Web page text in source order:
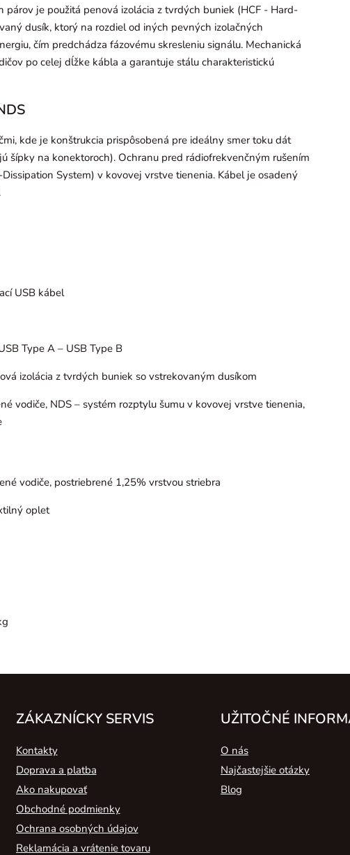
párov je použitá penová izolácia z tvrdých buniek (HCF - Hard-
dusík, ktorý na rozdiel od iných pevných izolačných
čím predchádza fázovému skresleniu signálu. Mechanická
po celej dĺžke kábla a garantuje stálu charakteristickú
kde je konštrukcia prispôsobená pre ideálny smer toku dát
šípky na konektoroch). Ochranu pred rádiofrekvenčným rušením
System) v kovovej vrstve tienenia. Kábel je osadený
USB kábel
Type A – USB Type B
izolácia z tvrdých buniek so vstrekovaným dusíkom
vodiče, NDS – systém rozptylu šumu v kovovej vrstve tienenia,
vodiče, postriebrené 1,25% vrstvou striebra
oplet
ZÁKAZNÍCKY SERVIS
Kontakty
Doprava a platba
Ako nakupovať
Obchodné podmienky
Ochrana osobných údajov
Reklamácia a vrátenie tovaru
UŽITOČNÉ
O nás
Najčastejšie otázky
Blog